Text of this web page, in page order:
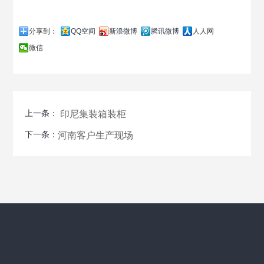
分享到： QQ空间 新浪微博 腾讯微博
人人网
微信
上一条： 印尼集装箱装柜
下一条：河南客户生产现场